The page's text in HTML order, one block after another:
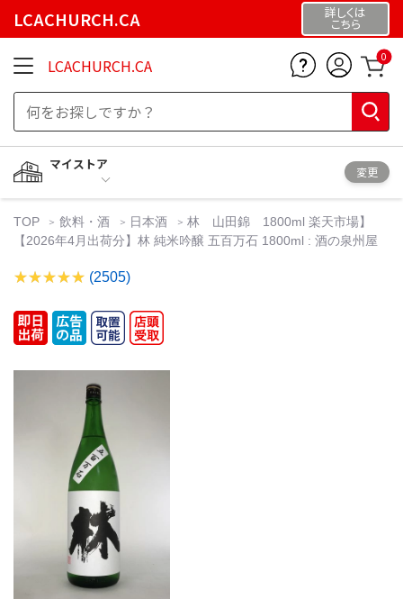
LCACHURCH.CA 詳しくは
こちら
LCACHURCH.CA 0
マイストア
変更
TOP 飲料・酒 日本酒
林 山田錦 1800ml 楽天市場】
【2026年4月出荷分】林 純米吟醸 五百万石 1800ml : 酒の泉州屋
(2505)